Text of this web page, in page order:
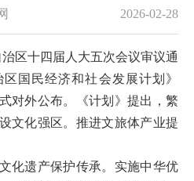
2026-02-28
十四届人大五次会议审议通
国民经济和社会发展计划》
对外公布。《计划》提出，繁
文化强区。推进文旅体产业提
遗产保护传承。实施中华优